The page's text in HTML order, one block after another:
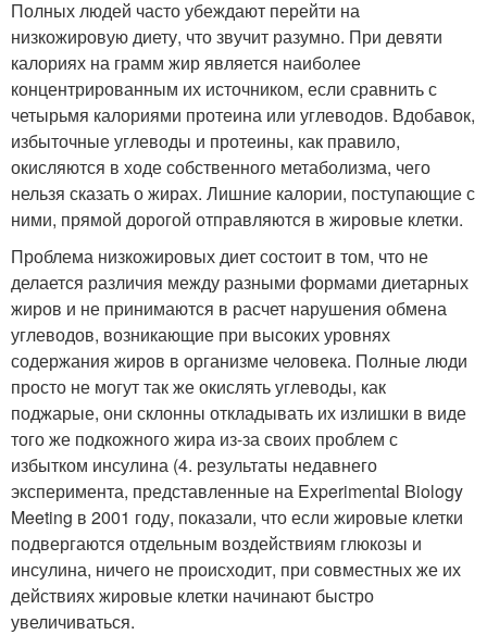
Полных людей часто убеждают перейти на
низкожировую диету, что звучит разумно. При девяти
калориях на грамм жир является наиболее
концентрированным их источником, если сравнить с
четырьмя калориями протеина или углеводов. Вдобавок,
избыточные углеводы и протеины, как правило,
окисляются в ходе собственного метаболизма, чего
нельзя сказать о жирах. Лишние калории, поступающие с
ними, прямой дорогой отправляются в жировые клетки.
Проблема низкожировых диет состоит в том, что не
делается различия между разными формами диетарных
жиров и не принимаются в расчет нарушения обмена
углеводов, возникающие при высоких уровнях
содержания жиров в организме человека. Полные люди
просто не могут так же окислять углеводы, как
поджарые, они склонны откладывать их излишки в виде
того же подкожного жира из-за своих проблем с
избытком инсулина (4. результаты недавнего
эксперимента, представленные на Experimental Biology
Meeting в 2001 году, показали, что если жировые клетки
подвергаются отдельным воздействиям глюкозы и
инсулина, ничего не происходит, при совместных же их
действиях жировые клетки начинают быстро
увеличиваться.